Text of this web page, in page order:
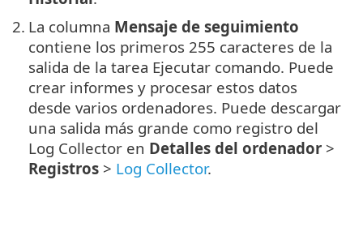
2. La columna Mensaje de seguimiento
contiene los primeros 255 caracteres de la
salida de la tarea Ejecutar comando. Puede
crear informes y procesar estos datos
desde varios ordenadores. Puede descargar
una salida más grande como registro del
Log Collector en Detalles del ordenador >
Registros > Log Collector.